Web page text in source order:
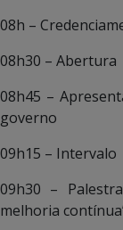
08h –
08h30 – Abertura
08h45 –
governo
09h15 – Intervalo
09h30 –
melhoria